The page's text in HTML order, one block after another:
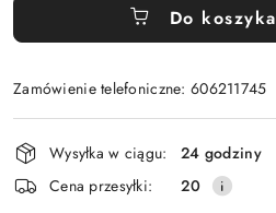
Do koszyka
Zamówienie telefoniczne: 606211745
Wyślij
Dostępność
i
dostawa
Wysyłka w ciągu:
24 godziny
Cena przesyłki:
20